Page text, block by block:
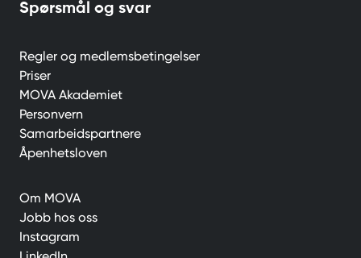
Spørsmål og svar
Regler og medlemsbetingelser
Priser
MOVA Akademiet
Personvern
Samarbeidspartnere
Åpenhetsloven
Om MOVA
Jobb hos oss
Instagram